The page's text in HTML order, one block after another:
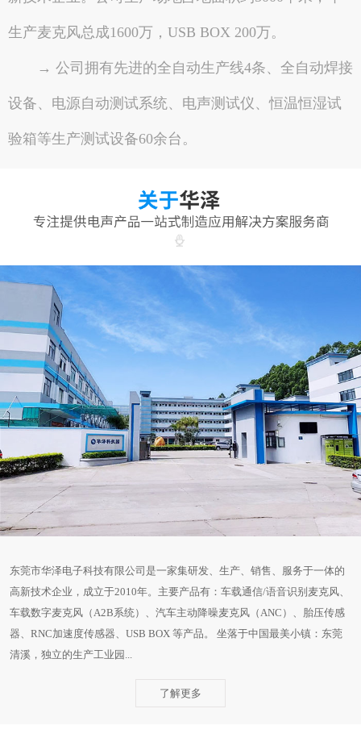
生产麦克风总成1600万，USB BOX 200万。
→ 公司拥有先进的全自动生产线4条、全自动焊接
设备、电源自动测试系统、电声测试仪、恒温恒湿试
验箱等生产测试设备60余台。
东莞市华泽电子科技有限公司是一家集研发、生产、销售、服务于一体的
高新技术企业，成立于2010年。主要产品有：车载通信/语音识别麦克风、
车载数字麦克风（A2B系统）、汽车主动降噪麦克风（ANC）、胎压传感
器、RNC加速度传感器、USB BOX 等产品。 坐落于中国最美小镇：东莞
清溪，独立的生产工业园...
了解更多